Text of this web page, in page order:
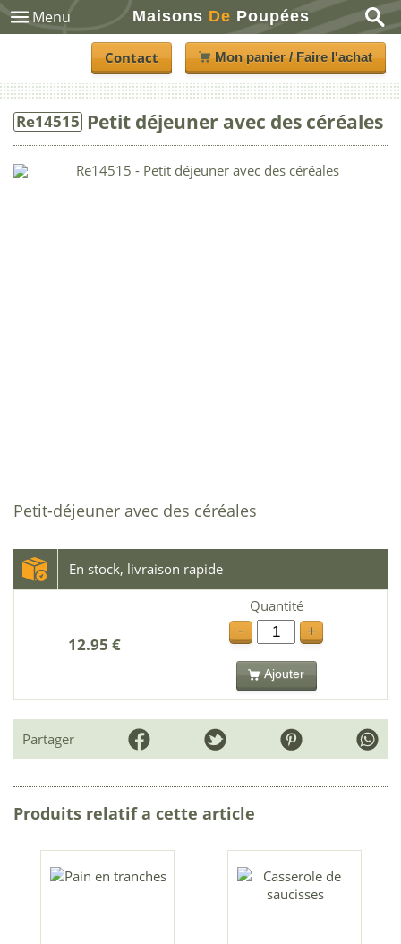
Menu Maisons De Poupées
Contact Mon panier / Faire l'achat
Re14515 Petit déjeuner avec des céréales
Petit-déjeuner avec des céréales
En stock, livraison rapide
12.95 €
Quantité
-
+
Ajouter
Partager
Produits relatif a cette article